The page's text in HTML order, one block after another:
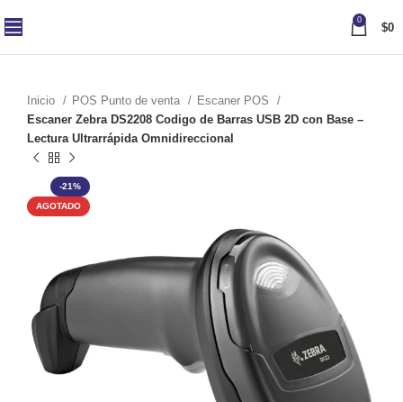
0
$0
Inicio POS Punto de venta
Escaner POS
Escaner Zebra DS2208 Codigo de Barras USB 2D con Base –
Lectura Ultrarrápida Omnidireccional
-21%
AGOTADO